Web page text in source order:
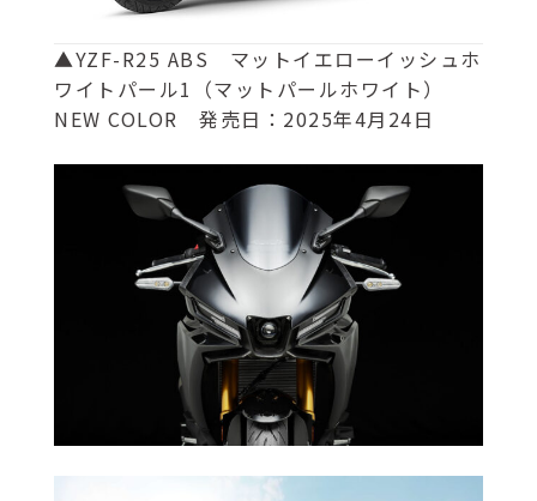
▲YZF-R25 ABS マットイエローイッシュホ
ワイトパール1（マットパールホワイト）
NEW COLOR 発売日：2025年4月24日